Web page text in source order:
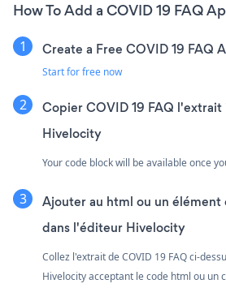
How To Add a COVID 19 FAQ
Create a Free COVID 19 FAQ
Start for free now
Copier COVID 19 FAQ
Hivelocity
Your code block will be available once
Ajouter au html ou un
dans l'éditeur Hivelocity
Collez l'extrait de COVID 19 FAQ ci-
Hivelocity acceptant le code html ou un